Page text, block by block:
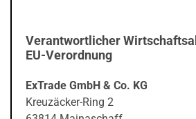
Verantwortlicher
EU-Verordnung
ExTrade GmbH & Co. KG
Kreuzäcker-Ring 2